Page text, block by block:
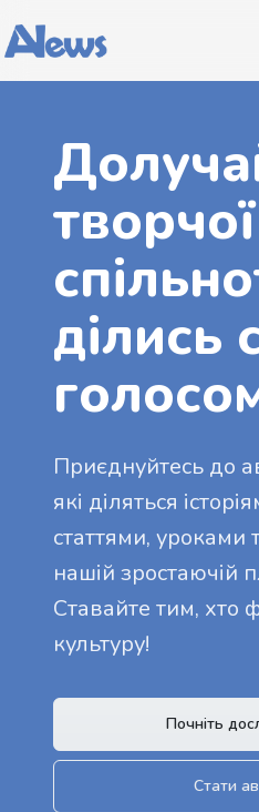
творчої
ділись
Приєднуйтесь до
які діляться
статтями, уроками
нашій зростаючій
Ставайте тим, хто
культуру!
Почніть
Стати